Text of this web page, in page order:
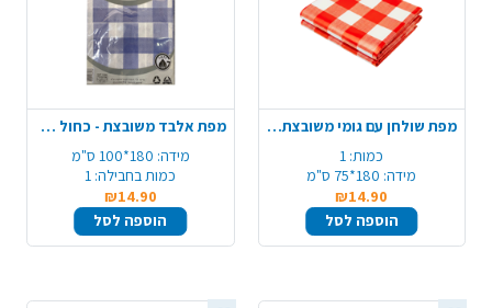
מפת שולחן עם גומי משובצת - אדום
כמות: 1
מידה: 180*75 ס"מ
₪14.90
הוספה לסל
מפת אלבד משובצת - כחול לבן
מידה: 180*100 ס"מ
כמות בחבילה: 1
₪14.90
הוספה לסל